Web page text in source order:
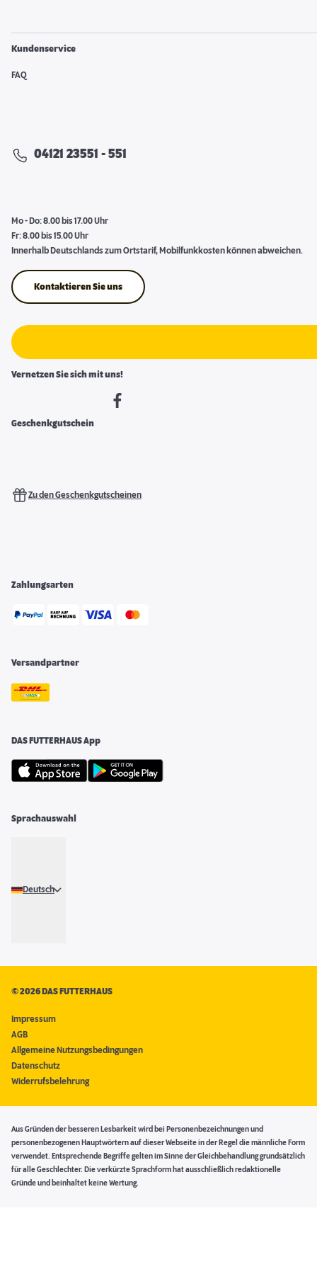
Kundenservice
FAQ
04121 23551 - 551
Mo - Do: 8.00 bis 17.00 Uhr
Fr: 8.00 bis 15.00 Uhr
Innerhalb Deutschlands zum Ortstarif, Mobilfunkkosten können abweichen.
Kontaktieren Sie uns
Vernetzen Sie sich mit uns!
Geschenkgutschein
Zu den Geschenkgutscheinen
Zahlungsarten
Versandpartner
DAS FUTTERHAUS App
Sprachauswahl
Deutsch
©2026 DAS FUTTERHAUS
Impressum
AGB
Allgemeine Nutzungsbedingungen
Datenschutz
Widerrufsbelehrung
Aus Gründen der besseren Lesbarkeit wird bei Personenbezeichnungen und
personenbezogenen Hauptwörtern auf dieser Webseite in der Regel die männliche Form
verwendet. Entsprechende Begriffe gelten im Sinne der Gleichbehandlung grundsätzlich
für alle Geschlechter. Die verkürzte Sprachform hat ausschließlich redaktionelle
Gründe und beinhaltet keine Wertung.